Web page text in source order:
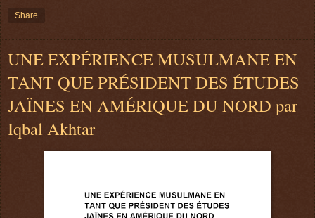
Share
UNE EXPÉRIENCE MUSULMANE EN
TANT QUE PRÉSIDENT DES ÉTUDES
JAÏNES EN AMÉRIQUE DU NORD par
Iqbal Akhtar